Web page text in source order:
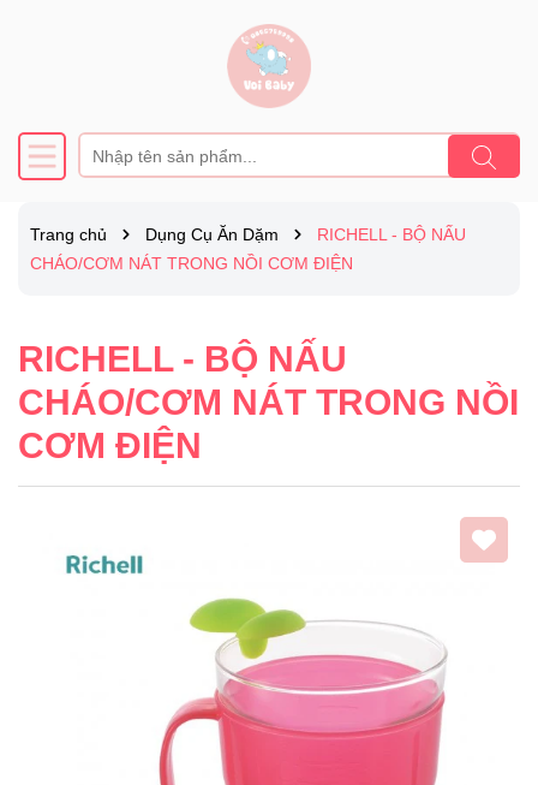
Trang chủ Dụng Cụ Ăn Dặm
RICHELL - BỘ NẤU
CHÁO/CƠM NÁT TRONG NỒI CƠM ĐIỆN
RICHELL - BỘ NẤU
CHÁO/CƠM NÁT TRONG NỒI
CƠM ĐIỆN